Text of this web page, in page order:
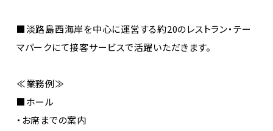
■淡路島西海岸を中心に運営する約20のレストラン・テー
マパークにて接客サービスで活躍いただきます。
≪業務例≫
■ホール
・お席までの案内